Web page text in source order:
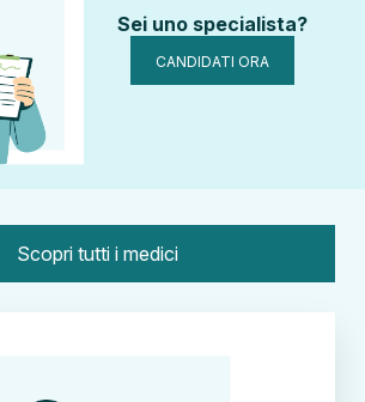
Sei uno specialista?
CANDIDATI ORA
Scopri tutti i medici